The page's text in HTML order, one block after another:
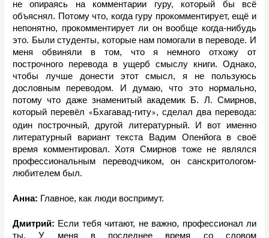
не опираясь на комментарии гуру, который бы всё
объяснял. Потому что, когда гуру прокомментирует, ещё и
непонятно, прокомментирует ли он вообще когда-нибудь
это. Были студенты, которые нам помогали в переводе. И
меня обвиняли в том, что я немного отхожу от
построчного перевода в ущерб смыслу книги. Однако,
чтобы лучше донести этот смысл, я не пользуюсь
дословным переводом. И думаю, что это нормально,
потому что даже знаменитый академик Б. Л. Смирнов,
который перевёл « Бхагавад-гиту», сделал два перевода:
один построчный, другой литературный. И вот именно
литературный вариант текста Вадим Опенйога в своё
время комментировал. Хотя Смирнов тоже не являлся
профессиональным переводчиком, он санскритологом-
любителем был.
Анна: Главное, как люди воспримут.
Дмитрий: Если тебя читают, не важно, профессионал ли
ты. У меня в последнее время со словом